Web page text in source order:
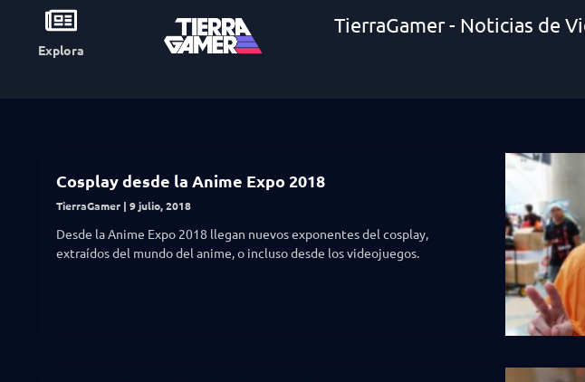
Explora
TierraGamer - Noticias de
Cosplay desde la Anime Expo 2018
TierraGamer 9 julio, 2018
Desde la Anime Expo 2018 llegan nuevos exponentes del cosplay,
extraídos del mundo del anime, o incluso desde los videojuegos.